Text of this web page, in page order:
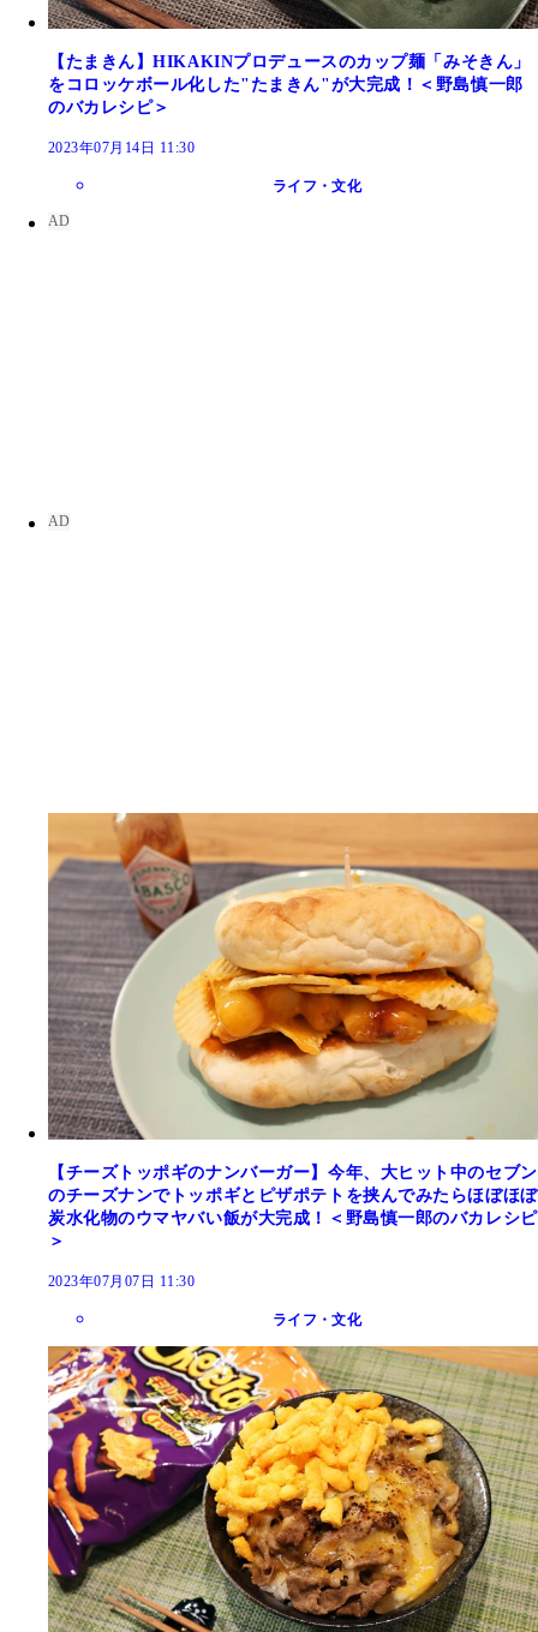
【たまきん】HIKAKINプロデュースのカップ麺「みそきん」
をコロッケボール化した"たまきん"が大完成！＜野島慎一郎
のバカレシピ＞
2023年07月14日 11:30
ライフ・文化
【チーズトッポギのナンバーガー】今年、大ヒット中のセブン
のチーズナンでトッポギとピザポテトを挟んでみたらほぼほぼ
炭水化物のウマヤバい飯が大完成！＜野島慎一郎のバカレシピ
＞
2023年07月07日 11:30
ライフ・文化